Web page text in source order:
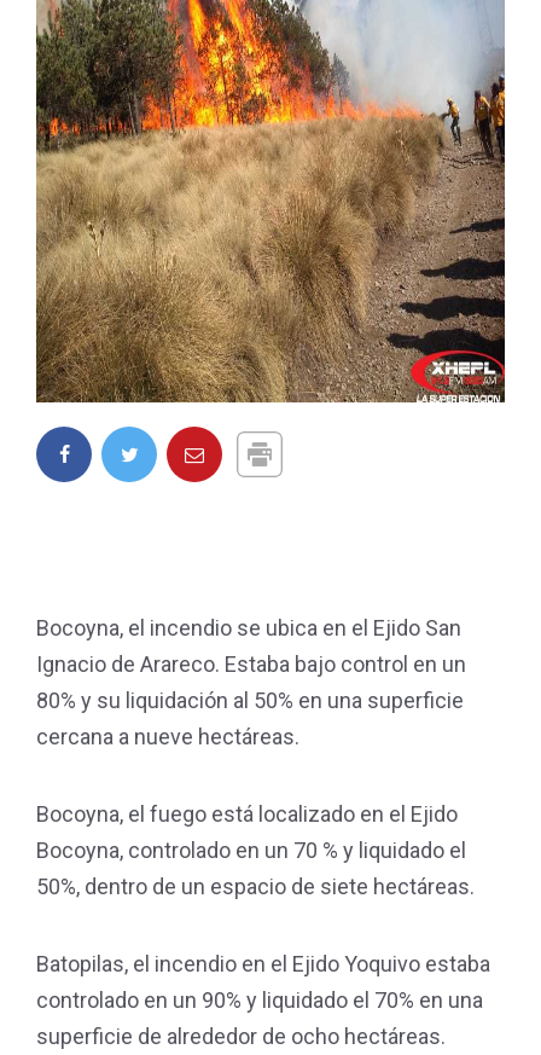
Bocoyna, el incendio se ubica en el Ejido San
Ignacio de Arareco. Estaba bajo control en un
80% y su liquidación al 50% en una superficie
cercana a nueve hectáreas.
Bocoyna, el fuego está localizado en el Ejido
Bocoyna, controlado en un 70 % y liquidado el
50%, dentro de un espacio de siete hectáreas.
Batopilas, el incendio en el Ejido Yoquivo estaba
controlado en un 90% y liquidado el 70% en una
superficie de alrededor de ocho hectáreas.